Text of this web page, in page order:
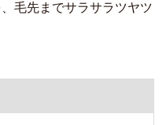
毛先までサラサラツヤツ